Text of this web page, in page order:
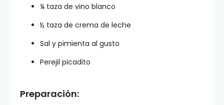
¼ taza de vino blanco
½ taza de crema de leche
Sal y pimienta al gusto
Perejil picadito
Preparación: